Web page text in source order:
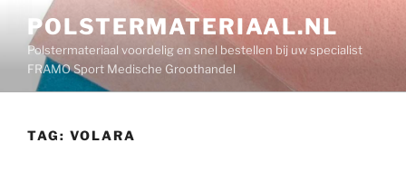
inhoud
POLSTERMATERIAAL.NL
Polstermateriaal voordelig en snel bestellen bij uw specialist
FRAMO Sport Medische Groothandel
TAG: VOLARA